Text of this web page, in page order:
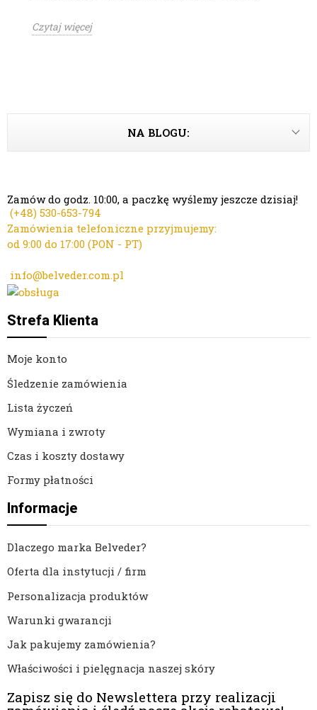
Czytaj więcej
NA BLOGU:
Zamów do godz. 10:00, a paczkę wyślemy jeszcze dzisiaj!
(+48) 530-653-794
Zamówienia telefoniczne przyjmujemy:
od 9:00 do 17:00 (PON - PT)
info@belveder.com.pl
Strefa Klienta
Moje konto
Śledzenie zamówienia
Lista życzeń
Wymiana i zwroty
Czas i koszty dostawy
Formy płatności
Informacje
Dlaczego marka Belveder?
Oferta dla instytucji / firm
Personalizacja produktów
Warunki gwarancji
Jak pakujemy zamówienia?
Właściwości i pielęgnacja naszej skóry
Zapisz się do Newslettera przy realizacji